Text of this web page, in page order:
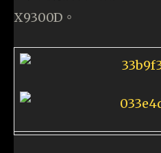
X9300D。